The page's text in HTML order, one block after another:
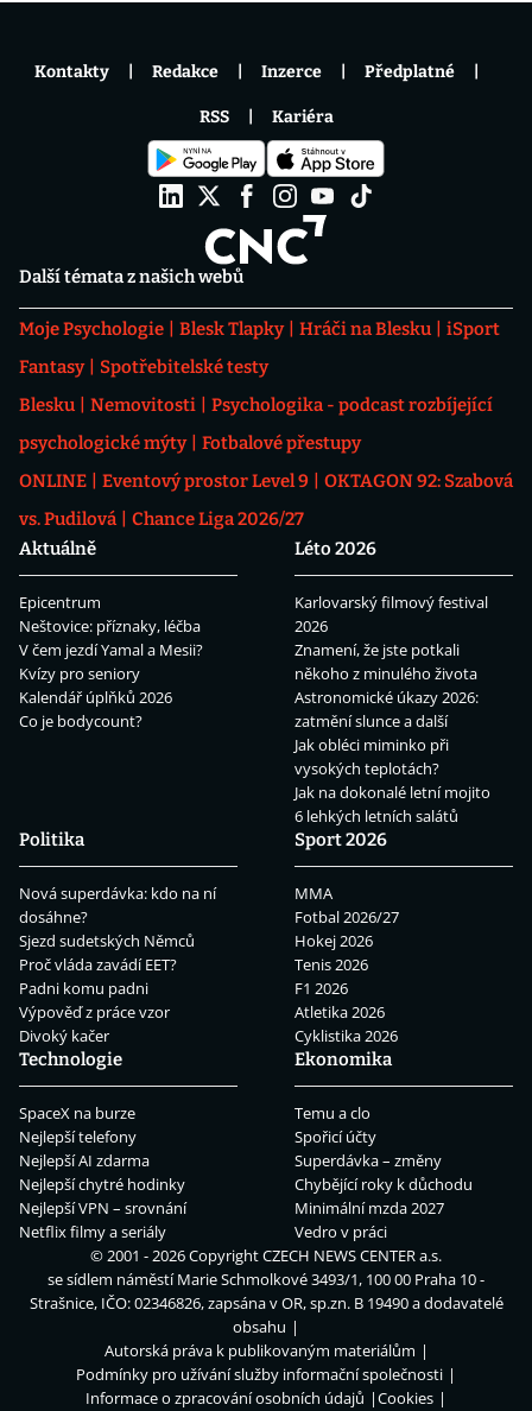
Další témata z našich webů
Moje Psychologie Blesk Tlapky Hráči na Blesku
iSport
Fantasy
Spotřebitelské testy
Blesku
Nemovitosti
Psychologika - podcast rozbíjející
psychologické mýty
Fotbalové přestupy
ONLINE
Eventový prostor Level 9
OKTAGON 92: Szabová
vs. Pudilová
Chance Liga 2026/27
Aktuálně
Epicentrum
Neštovice: příznaky, léčba
V čem jezdí Yamal a Mesii?
Kvízy pro seniory
Kalendář úplňků 2026
Co je bodycount?
Léto 2026
Karlovarský filmový festival
2026
Znamení, že jste potkali
někoho z minulého života
Astronomické úkazy 2026:
zatmění slunce a další
Jak obléci miminko při
vysokých teplotách?
Jak na dokonalé letní mojito
6 lehkých letních salátů
Politika
Nová superdávka: kdo na ní
dosáhne?
Sjezd sudetských Němců
Proč vláda zavádí EET?
Padni komu padni
Výpověď z práce vzor
Divoký kačer
Sport 2026
MMA
Fotbal 2026/27
Hokej 2026
Tenis 2026
F1 2026
Atletika 2026
Cyklistika 2026
Technologie
SpaceX na burze
Nejlepší telefony
Nejlepší AI zdarma
Nejlepší chytré hodinky
Nejlepší VPN – srovnání
Netflix filmy a seriály
Ekonomika
Temu a clo
Spořicí účty
Superdávka – změny
Chybějící roky k důchodu
Minimální mzda 2027
Vedro v práci
Kontakty Redakce Inzerce Předplatné
RSS Kariéra
© 2001 - 2026 CopyrightCZECH NEWS CENTER a.s.
se sídlem náměstí Marie Schmolkové 3493/1, 100 00 Praha 10 -
Strašnice, IČO: 02346826, zapsána v OR, sp.zn. B 19490 a dodavatelé
obsahu
Autorská práva k publikovaným materiálům
Podmínky pro užívání služby informační společnosti
Informace o zpracování osobních údajů
Cookies